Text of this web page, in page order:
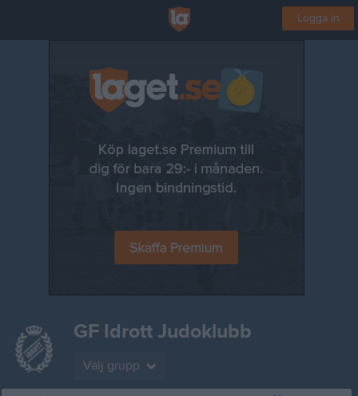
Logga in
GF Idrott Judoklubb
Välj grupp